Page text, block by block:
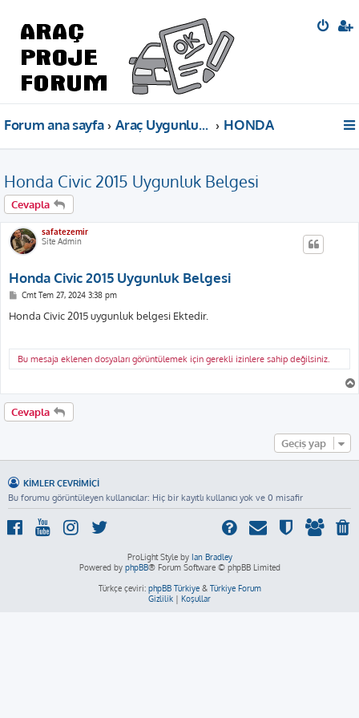
Forum ana sayfa Araç Uygunluk Belgeleri HONDA
Honda Civic 2015 Uygunluk Belgesi
Cevapla
safatezemir
Site Admin
Honda Civic 2015 Uygunluk Belgesi
M
s
a
Cmt Tem 27, 2024 3:38 pm
Honda Civic 2015 uygunluk belgesi Ektedir.
Bu mesaja eklenen dosyaları görüntülemek için gerekli izinlere sahip değilsiniz.
Cevapla
Geçiş yap
KIMLER ÇEVRIMIÇI
Bu forumu görüntüleyen kullanıcılar: Hiç bir kayıtlı kullanıcı yok ve 0 misafir
ProLight Style by Ian Bradley
Powered by phpBB® Forum Software © phpBB Limited
Türkçe çeviri: phpBB Türkiye& Türkiye Forum
Gizlilik | Koşullar